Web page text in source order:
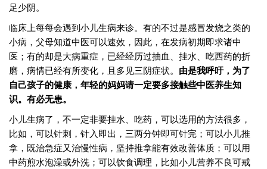
足少阴。
临床上每每会遇到小儿生病来诊。有的不过是感冒发烧之类的
小病，父母知道中医可以速效，因此，在发病初期即求诸中
医；有的却是大病重症，已经经历过抽血、挂水、吃西药的折
磨，病情已经有所变化，且多见三阴症状。 由是我呼吁，为了
自己孩子的健康，年轻的妈妈请一定要多接触些中医养生知
识。有必无患。
小儿生病了，不一定非要挂水、吃药，可以选用的方法很多，
比如，可以针刺，针入即出，三两分钟即可针完；可以小儿推
拿，既治急症又治慢性病，坚持推拿能有效改善体质；可以用
中药煎水泡澡或外洗；可以饮食调理，比如小儿营养不良可戒